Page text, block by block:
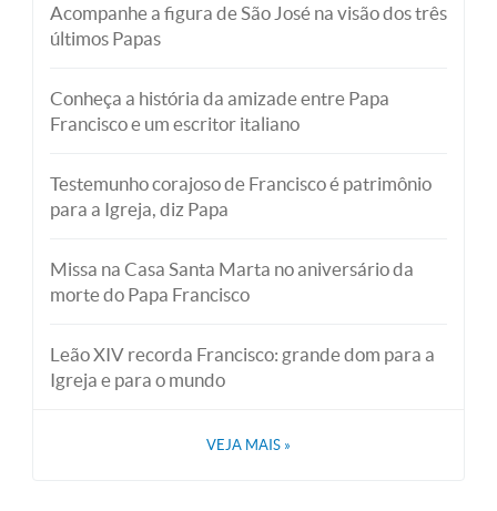
Acompanhe a figura de São José na visão dos três
últimos Papas
Conheça a história da amizade entre Papa
Francisco e um escritor italiano
Testemunho corajoso de Francisco é patrimônio
para a Igreja, diz Papa
Missa na Casa Santa Marta no aniversário da
morte do Papa Francisco
Leão XIV recorda Francisco: grande dom para a
Igreja e para o mundo
VEJA MAIS »